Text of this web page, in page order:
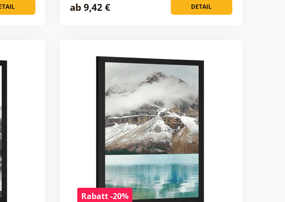
DETAIL
ab 9,42 €
Rabatt -20%